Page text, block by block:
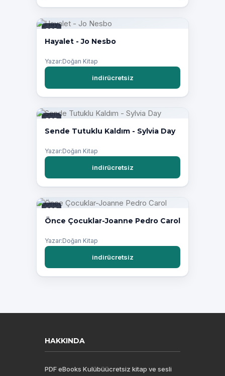
PDF
Hayalet - Jo Nesbo
Yazar:Doğan Kitap
indirücretsiz
PDF
Sende Tutuklu Kaldım - Sylvia Day
Yazar:Doğan Kitap
indirücretsiz
PDF
Önce Çocuklar-Joanne Pedro Carol
Yazar:Doğan Kitap
indirücretsiz
HAKKINDA
PDF eBooks Kulübüücretsiz kitap ve sesli